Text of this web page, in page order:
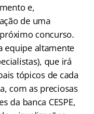
e,
de uma
concurso.
equipe altamente
que irá
tópicos de cada
com as preciosas
da banca CESPE,